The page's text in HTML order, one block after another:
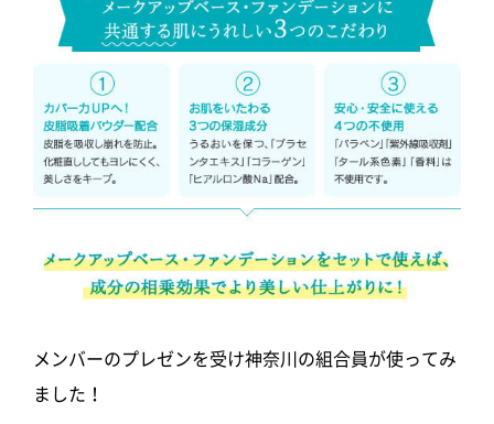
メンバーのプレゼンを受け神奈川の組合員が使ってみ
ました！